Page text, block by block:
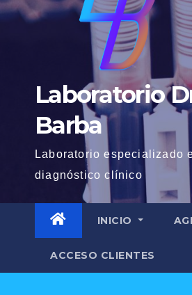
Laboratorio
Barba
Laboratorio especializado
diagnóstico clínico
INICIO
ACCESO CLIENTES